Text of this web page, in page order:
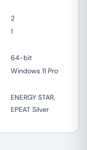
2
1
64-bit
Windows 11 Pro
ENERGY STAR,
EPEAT Silver